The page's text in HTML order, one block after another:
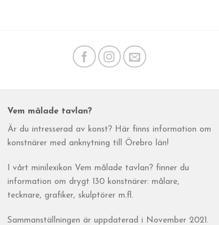
Vem målade tavlan?
Är du intresserad av konst? Här finns information om
konstnärer med anknytning till Örebro län!
I vårt minilexikon Vem målade tavlan? finner du
information om drygt 130 konstnärer: målare,
tecknare, grafiker, skulptörer m.fl.
Sammanställningen är uppdaterad i November 2021.